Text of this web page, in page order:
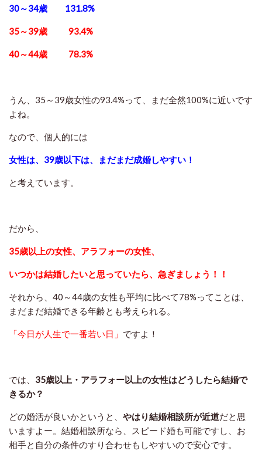
30～34歳 131.8%
35～39歳 93.4%
40～44歳 78.3%
うん、35～39歳女性の93.4%って、まだ全然100%に近いです
よね。
なので、個人的には
女性は、39歳以下は、まだまだ成婚しやすい！
と考えています。
だから、
35歳以上の女性、アラフォーの女性、
いつかは結婚したいと思っていたら、急ぎましょう！！
それから、40～44歳の女性も平均に比べて78%ってことは、
まだまだ結婚できる年齢とも考えられる。
「今日が人生で一番若い日」 ですよ！
では、 35歳以上・アラフォー以上の女性はどうしたら結婚で
きるか？
どの婚活が良いかというと、 やはり結婚相談所が近道だと思
いますよー。結婚相談所なら、スピード婚も可能ですし、お
相手と自分の条件のすり合わせもしやすいので安心です。